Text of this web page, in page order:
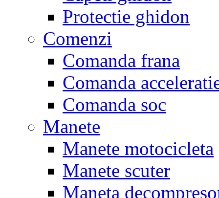
Protectie ghidon
Comenzi
Comanda frana
Comanda
Comanda soc
Manete
Manete motocicleta
Manete scuter
Maneta